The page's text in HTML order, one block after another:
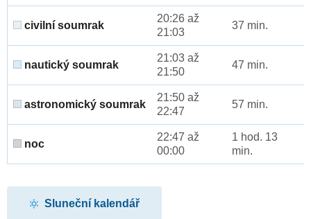
civilní soumrak
20:26 až
21:03
37 min.
nautický soumrak
21:03 až
21:50
47 min.
astronomický soumrak
21:50 až
22:47
57 min.
noc
22:47 až
00:00
1 hod. 13
min.
Sluneční kalendář